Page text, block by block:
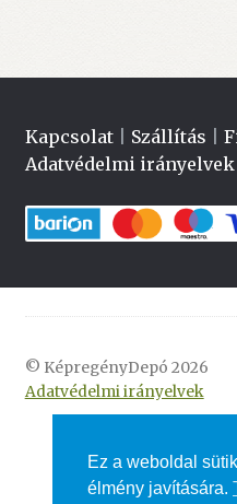
Kapcsolat| Szállítás
Adatvédelmi irányelvek
© KépregényDepó 2026
Adatvédelmi irányelvek
Ez a weboldal
élmény javítására.